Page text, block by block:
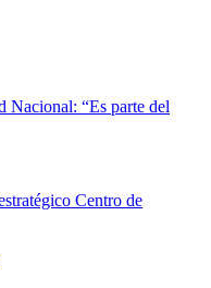
Nacional: “Es parte del
Centro de